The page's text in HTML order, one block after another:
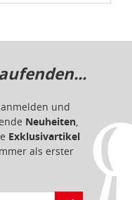
und
Neuheiten,
Exklusivartikel
als erster